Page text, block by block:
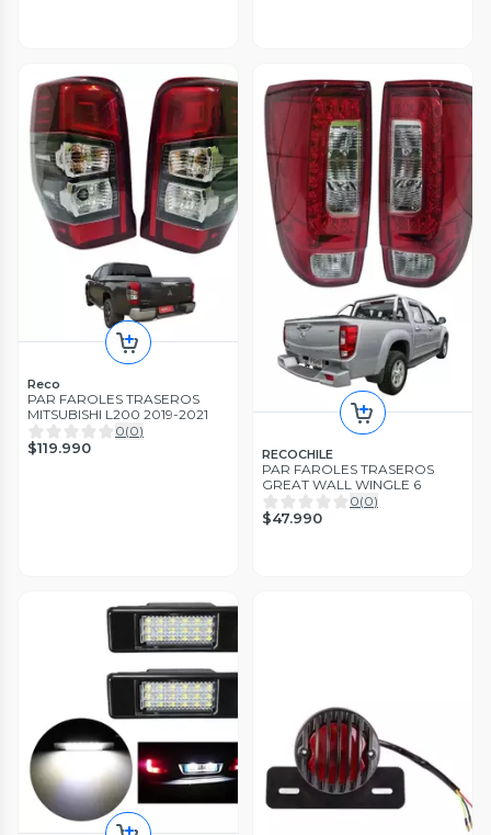
Reco
PAR FAROLES TRASEROS
MITSUBISHI L200 2019-2021
0(0)
$119.990 RECOCHILE
PAR FAROLES TRASEROS
GREAT WALL WINGLE 6
0(0)
$47.990